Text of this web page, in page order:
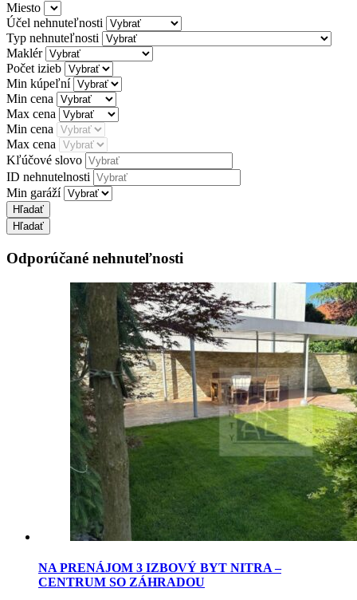
Miesto
Účel nehnuteľnosti
Typ nehnuteľnosti
Maklér
Počet izieb
Min kúpeľní
Min cena
Max cena
Min cena
Max cena
Kľúčové slovo
ID nehnutelnosti
Min garáží
Odporúčané nehnuteľnosti
NA PRENÁJOM 3 IZBOVÝ BYT NITRA –
CENTRUM SO ZÁHRADOU